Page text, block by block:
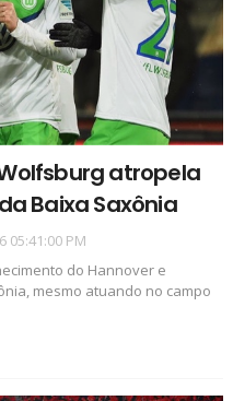
atropela
Baixa Saxônia
05:41:00 PM
do Hannover e
mesmo atuando no campo